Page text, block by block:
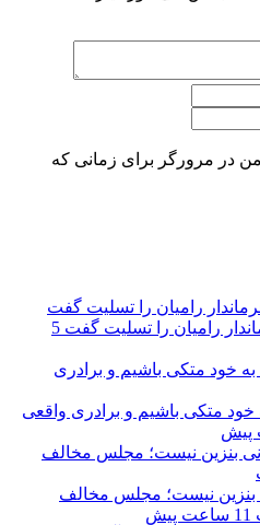
در مرورگر برای زمانی که
رامیان را تسلیت گفت 5
متکی باشیم و برادری واقعی
بنزین نیست؛ مجلس مخالف
11 ساعت پیش